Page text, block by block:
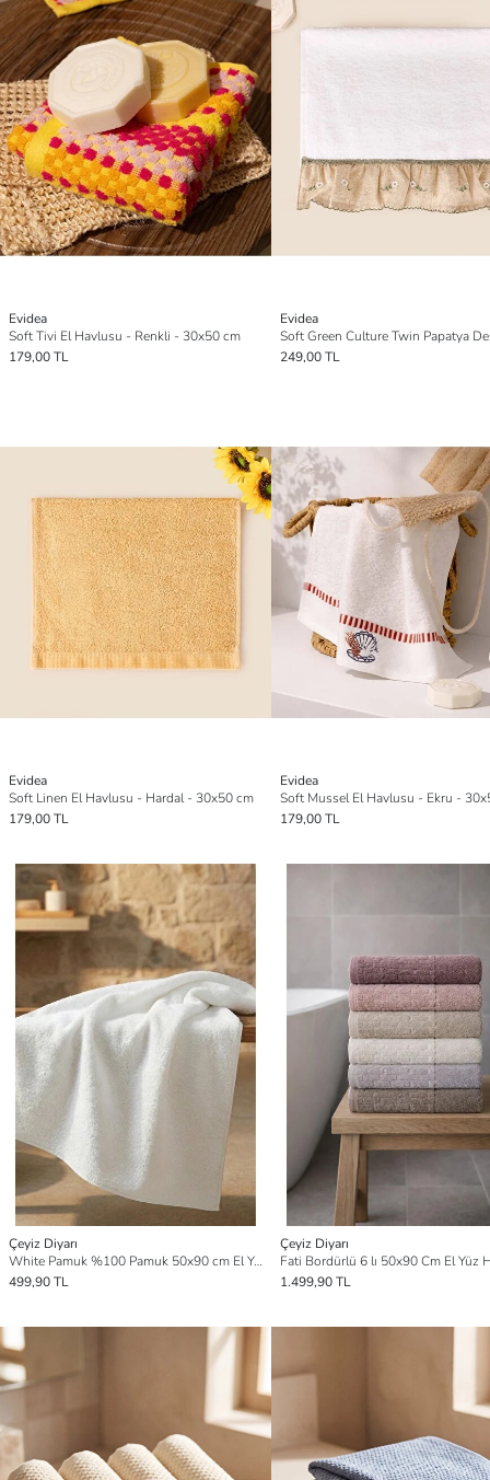
Evidea
Soft Tivi El Havlusu - Renkli - 30x50 cm
179,00 TL
Evidea
249,00 TL
Evidea
Soft Linen El Havlusu - Hardal - 30x50 cm
179,00 TL
Evidea
Soft Mussel El Havlusu - Ekru -
179,00 TL
Çeyiz Diyarı
White Pamuk %100 Pamuk 50x90 cm El Yüz Havlusu
499,90 TL
Çeyiz Diyarı
1.499,90 TL